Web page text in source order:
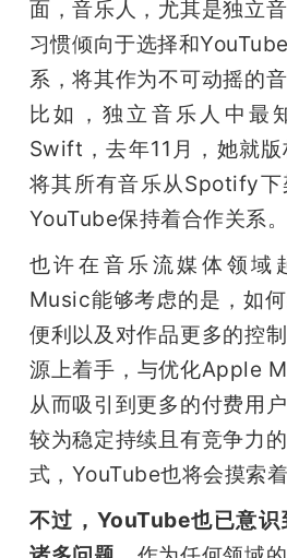
面，音乐人，尤其是独立
习惯倾向于选择和
系，将其作为不可动摇的
比如，独立音乐人中最
Swift，去年11月，她就
将其所有音乐从Spotify下
YouTube保持着合作关系。
也许在音乐流媒体领域
Music能够考虑的是，如
便利以及对作品更多的控
源上着手，与优化Apple
从而吸引到更多的付费用
较为稳定持续且有竞争力
式，YouTube也将会摸索着
不过，YouTube也已意